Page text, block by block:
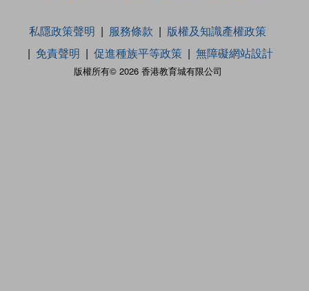
版權所有© 2026 香港教育城有限公司
私隱政策聲明 服務條款
版權及知識產權政策
免責聲明
促進種族平等政策 無障礙網站設計